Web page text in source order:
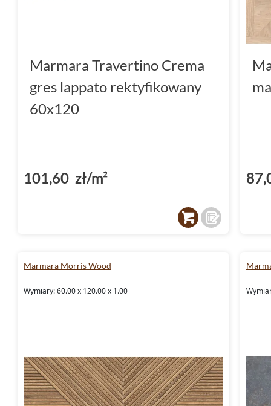
Marmara Travertino Crema
gres lappato rektyfikowany
60x120
101,60 zł/m²
Marmara Morris Wood
Wymiary: 60.00 x 120.00 x 1.00